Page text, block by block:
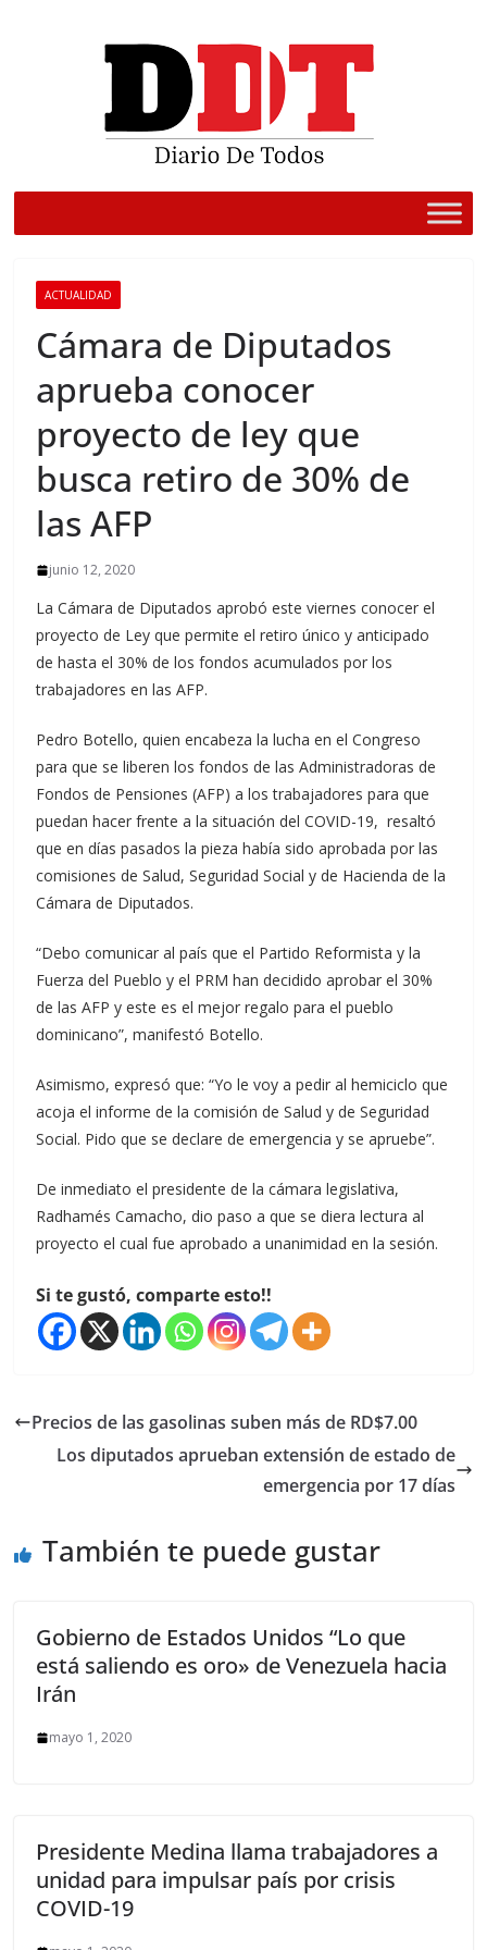
ACTUALIDAD
Cámara de Diputados
aprueba conocer
proyecto de ley que
busca retiro de 30% de
las AFP
junio 12, 2020
La Cámara de Diputados aprobó este viernes conocer el
proyecto de Ley que permite el retiro único y anticipado
de hasta el 30% de los fondos acumulados por los
trabajadores en las AFP.
Pedro Botello, quien encabeza la lucha en el Congreso
para que se liberen los fondos de las Administradoras de
Fondos de Pensiones (AFP) a los trabajadores para que
puedan hacer frente a la situación del COVID-19, resaltó
que en días pasados la pieza había sido aprobada por las
comisiones de Salud, Seguridad Social y de Hacienda de la
Cámara de Diputados.
“Debo comunicar al país que el Partido Reformista y la
Fuerza del Pueblo y el PRM han decidido aprobar el 30%
de las AFP y este es el mejor regalo para el pueblo
dominicano”, manifestó Botello.
Asimismo, expresó que: “Yo le voy a pedir al hemiciclo que
acoja el informe de la comisión de Salud y de Seguridad
Social. Pido que se declare de emergencia y se apruebe”.
De inmediato el presidente de la cámara legislativa,
Radhamés Camacho, dio paso a que se diera lectura al
proyecto el cual fue aprobado a unanimidad en la sesión.
Si te gustó, comparte esto!!
Precios de las gasolinas suben más de RD$7.00
Los diputados aprueban extensión de estado de
emergencia por 17 días
También te puede gustar
Gobierno de Estados Unidos “Lo que
está saliendo es oro» de Venezuela hacia
Irán
mayo 1, 2020
Presidente Medina llama trabajadores a
unidad para impulsar país por crisis
COVID-19